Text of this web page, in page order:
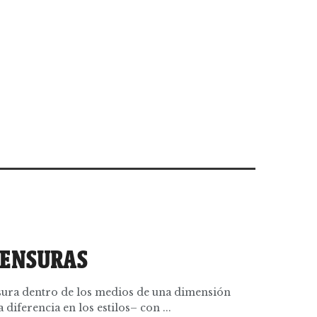
dentro de los medios de una dimensión
diferencia en los estilos– con ...